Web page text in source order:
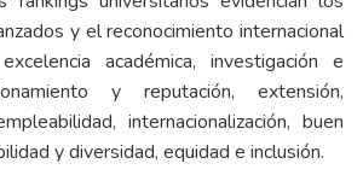
y el reconocimiento internacional
académica, investigación e
y reputación, extensión,
internacionalización, buen
y diversidad, equidad e inclusión.